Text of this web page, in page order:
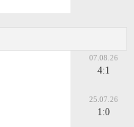
07.08.26
4:1
25.07.26
1:0